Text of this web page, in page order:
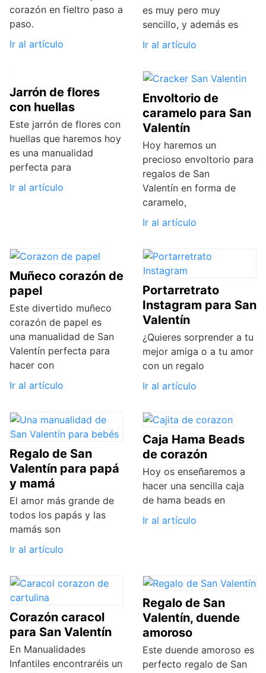
corazón en fieltro paso a
paso.
Ir al artículo
es muy pero muy
sencillo, y además es
Ir al artículo
Jarrón de flores
con huellas
Este jarrón de flores con
huellas que haremos hoy
es una manualidad
perfecta para
Ir al artículo
Envoltorio de
caramelo para San
Valentín
Hoy haremos un
precioso envoltorio para
regalos de San
Valentín en forma de
caramelo,
Ir al artículo
Muñeco corazón de
papel
Este divertido muñeco
corazón de papel es
una manualidad de San
Valentín perfecta para
hacer con
Ir al artículo
Portarretrato
Instagram para San
Valentín
¿Quieres sorprender a tu
mejor amiga o a tu amor
con un regalo
Ir al artículo
Regalo de San
Valentín para papá
y mamá
El amor más grande de
todos los papás y las
mamás son
Ir al artículo
Caja Hama Beads
de corazón
Hoy os enseñaremos a
hacer una sencilla caja
de hama beads en
Ir al artículo
Corazón caracol
para San Valentín
En Manualidades
Infantiles encontraréis un
Regalo de San
Valentín, duende
amoroso
Este duende amoroso es
perfecto regalo de San